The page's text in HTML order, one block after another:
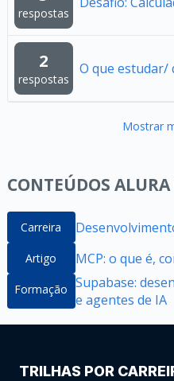
respostas
2
respostas
O que estudar/
Mostrar
CONTEÚDOS
Carreira
Artigo MCP: o que é,
Formação Supabase:
e agentes de IA
TRILHAS POR